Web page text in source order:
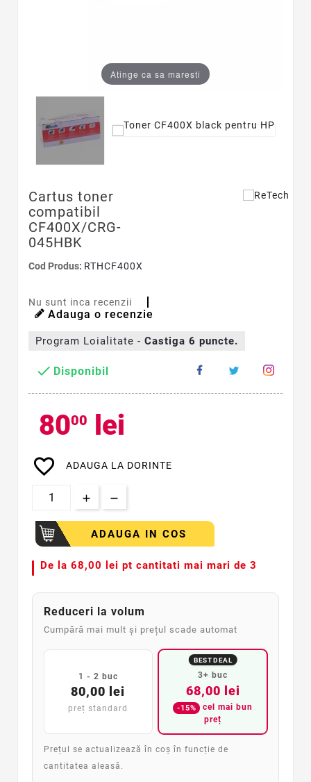
Atinge ca sa maresti
Cartus toner
compatibil
CF400X/CRG-
045HBK
Cod Produs: RTHCF400X
Nu sunt inca recenzii
Adauga o recenzie
Program Loialitate - Castiga 6 puncte.
 Disponibil
8000 lei
favorite_border ADAUGA LA DORINTE
ADAUGA IN COS
De la 68,00 lei pt cantitati mai mari de 3
Reduceri la volum
Cumpără mai mult și prețul scade automat
1 - 2 buc
80,00 lei
preț standard
BEST DEAL
3+ buc
68,00 lei
-15%
cel mai bun
preț
Prețul se actualizează în coș în funcție de
cantitatea aleasă.